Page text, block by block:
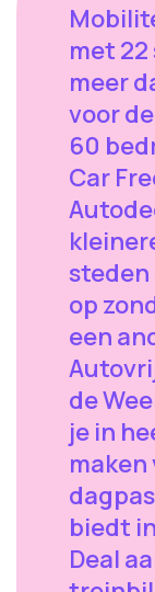
met 22
meer
voor
60
Car
steden
op
een
de
je in
maken
biedt
Deal